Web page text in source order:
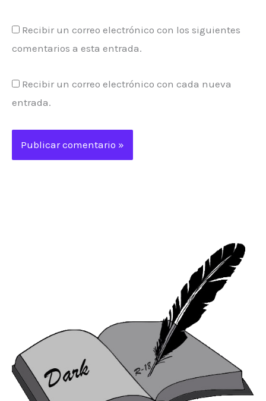
Recibir un correo electrónico con los siguientes
comentarios a esta entrada.
Recibir un correo electrónico con cada nueva
entrada.